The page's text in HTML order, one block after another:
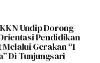
Undip Dorong
Pendidikan
Gerakan “1
Di Tunjungsari